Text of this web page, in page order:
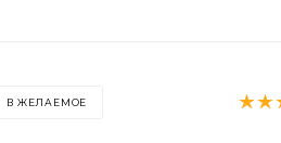
В ЖЕЛАЕМОЕ